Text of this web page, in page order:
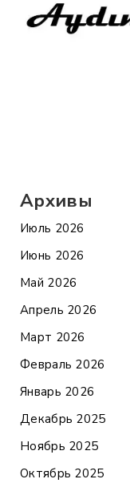
Архивы
Июль 2026
Июнь 2026
Май 2026
Апрель 2026
Март 2026
Февраль 2026
Январь 2026
Декабрь 2025
Ноябрь 2025
Октябрь 2025